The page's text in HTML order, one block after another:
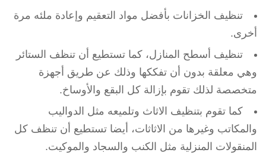
تنظيف الخزانات بأفضل مواد التعقيم وإعادة ملئه مرة
أخرى.
تنظيف أسطح المنازل، كما تستطيع أن تنظف الستائر
وهي معلقة بدون أن تفككها وذلك عن طريق أجهزة
متخصصة لذلك تقوم بإزالة كل البقع والأوساخ.
كما تقوم بتنظيف الاثاث وتلميعه مثل الدواليب
والمكاتب وغيرها من الاثاثات، أيضا تستطيع أن تنظف كل
المنقولات المنزلية مثل الكنب والسجاد والموكيت.